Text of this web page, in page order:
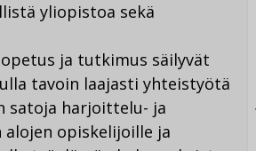
yliopistoa sekä
ja tutkimus säilyvät
tavoin laajasti yhteistyötä
satoja harjoittelu- ja
opiskelijoille ja